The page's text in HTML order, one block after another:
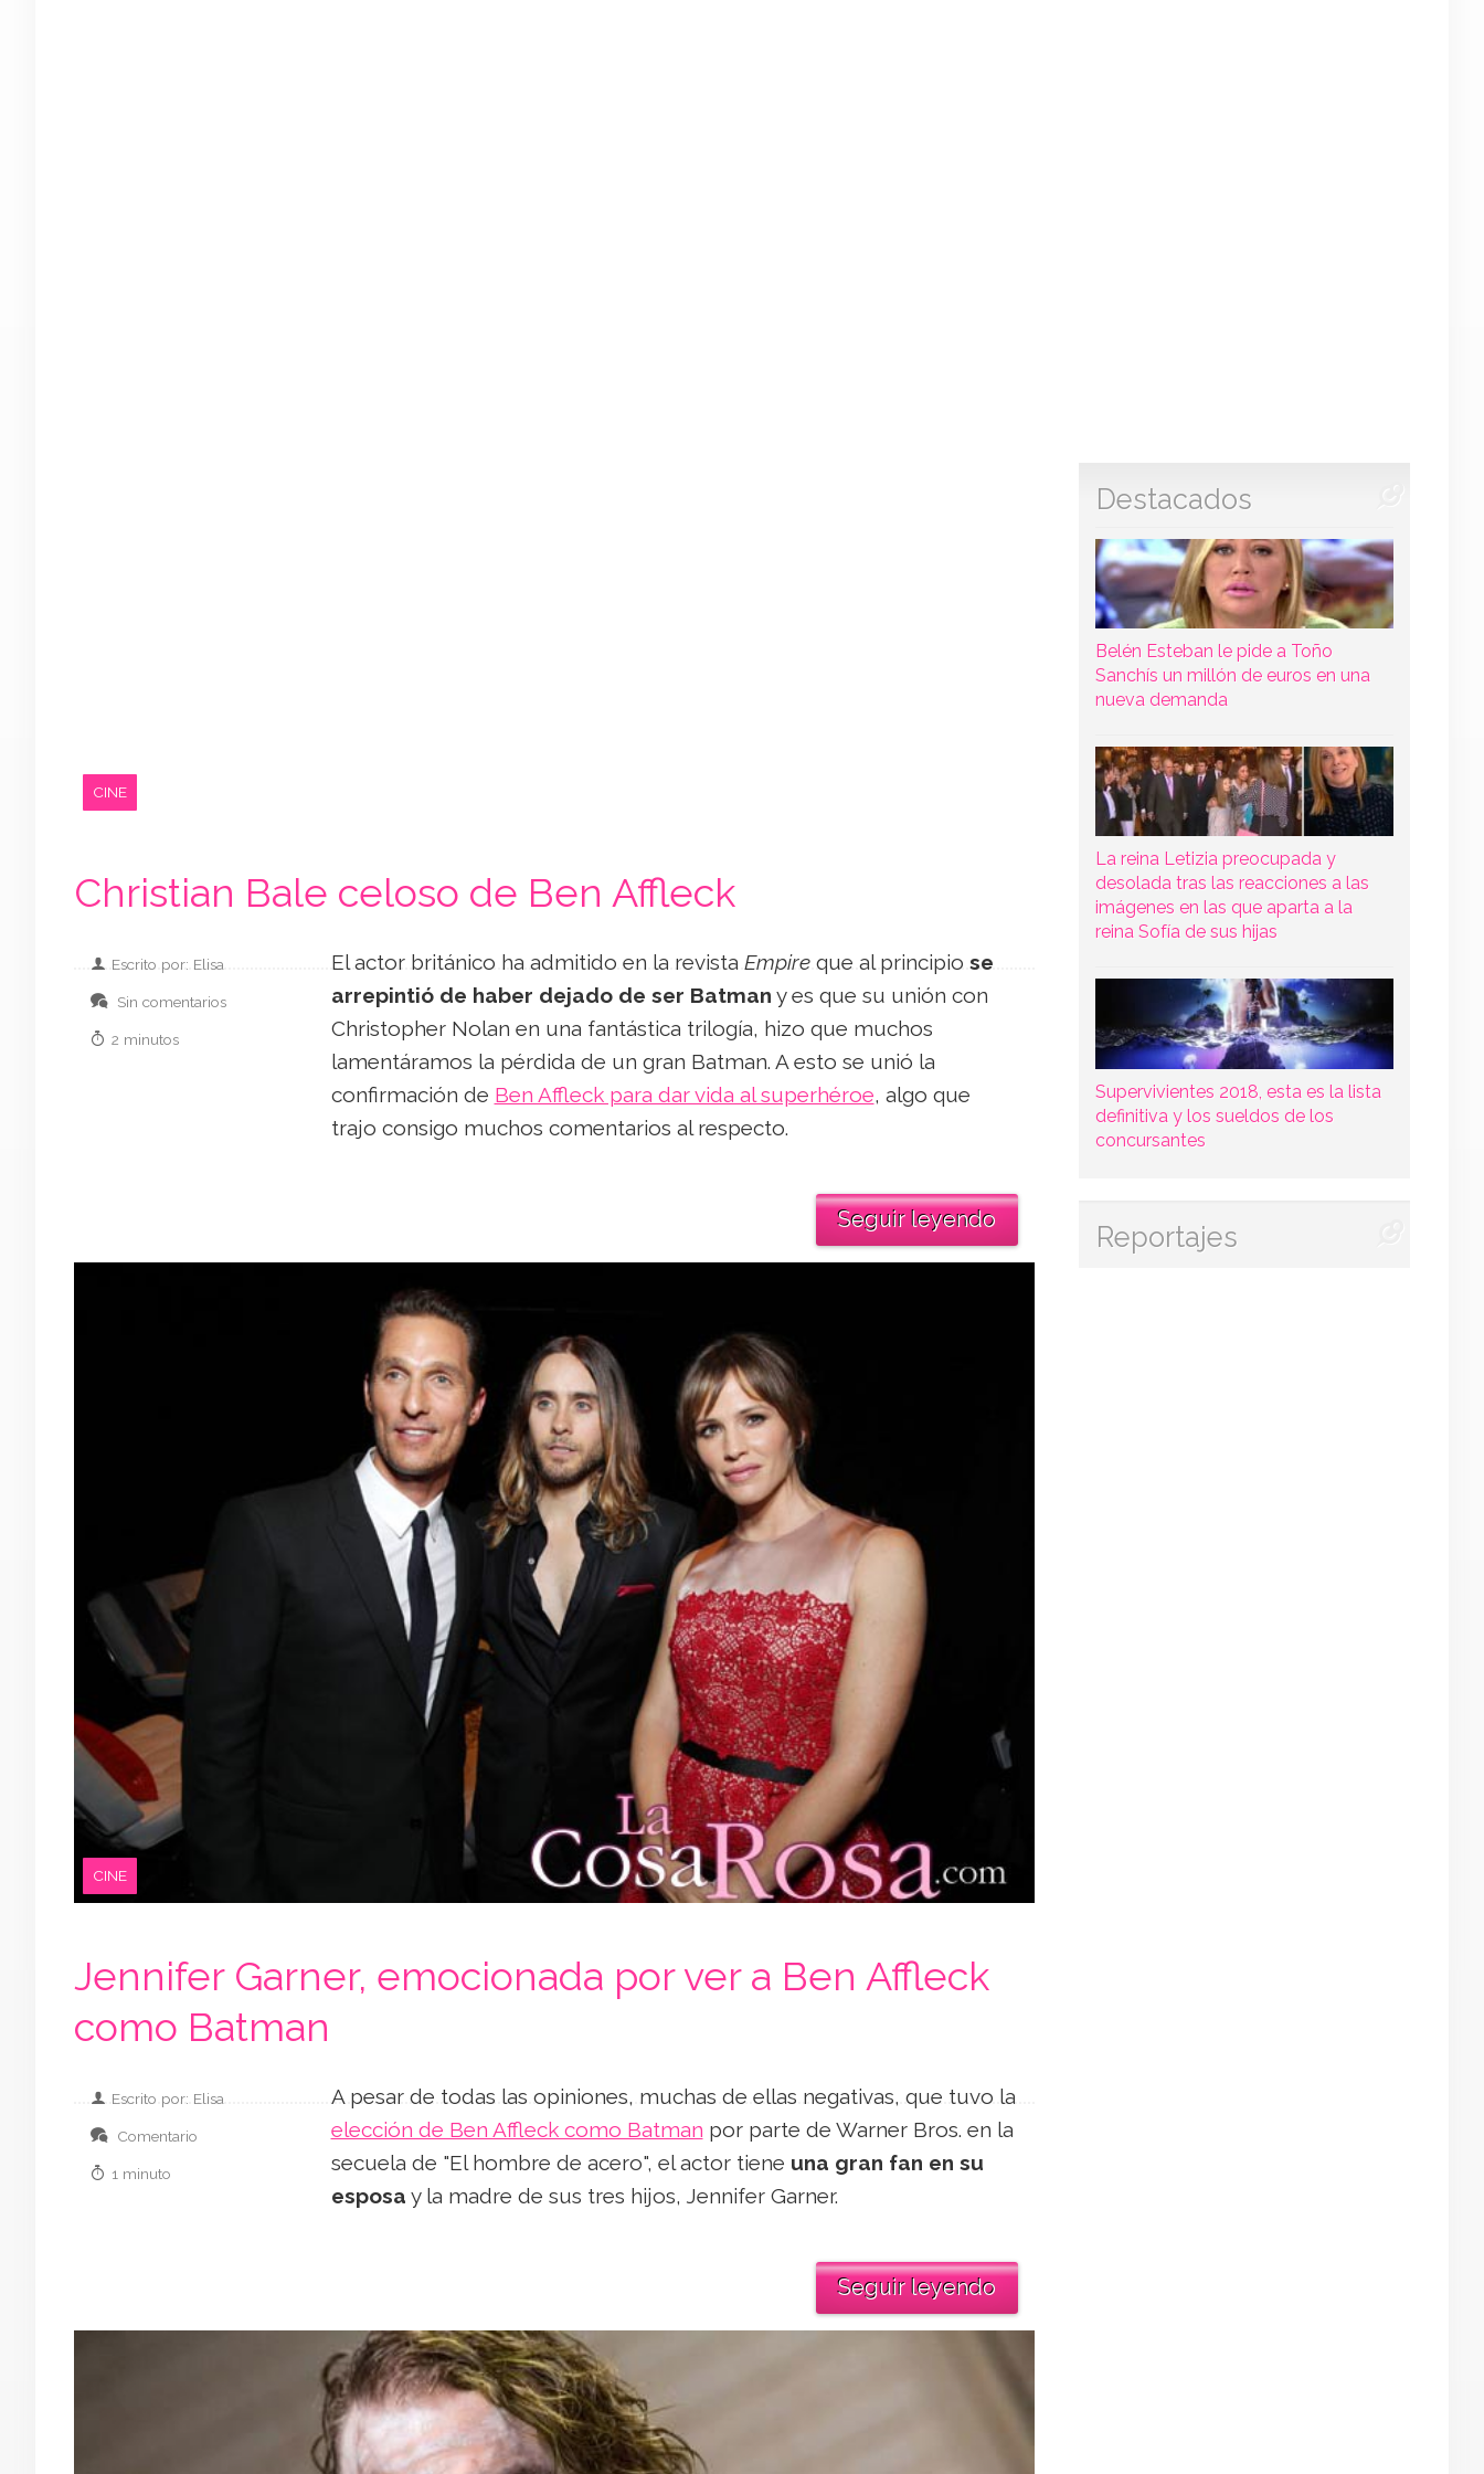
CINE
Christian Bale celoso de Ben Affleck
Escrito por: Elisa
Sin comentarios
2 minutos
El actor británico ha admitido en la revista Empireque al principio se
arrepintió de haber dejado de ser Batman y es que su unión con
Christopher Nolan en una fantástica trilogía, hizo que muchos
lamentáramos la pérdida de un gran Batman. A esto se unió la
confirmación de Ben Affleck para dar vida al superhéroe, algo que
trajo consigo muchos comentarios al respecto.
Seguir leyendo
CINE
Jennifer Garner, emocionada por ver a Ben Affleck
como Batman
Escrito por: Elisa
Comentario
1 minuto
A pesar de todas las opiniones, muchas de ellas negativas, que tuvo la
elección de Ben Affleck como Batman por parte de Warner Bros. en la
secuela de "El hombre de acero", el actor tiene una gran fan en su
esposa y la madre de sus tres hijos, Jennifer Garner.
Seguir leyendo
Destacados
Belén Esteban le pide a Toño
Sanchís un millón de euros en una
nueva demanda
La reina Letizia preocupada y
desolada tras las reacciones a las
imágenes en las que aparta a la
reina Sofía de sus hijas
Supervivientes 2018, esta es la lista
definitiva y los sueldos de los
concursantes
Reportajes